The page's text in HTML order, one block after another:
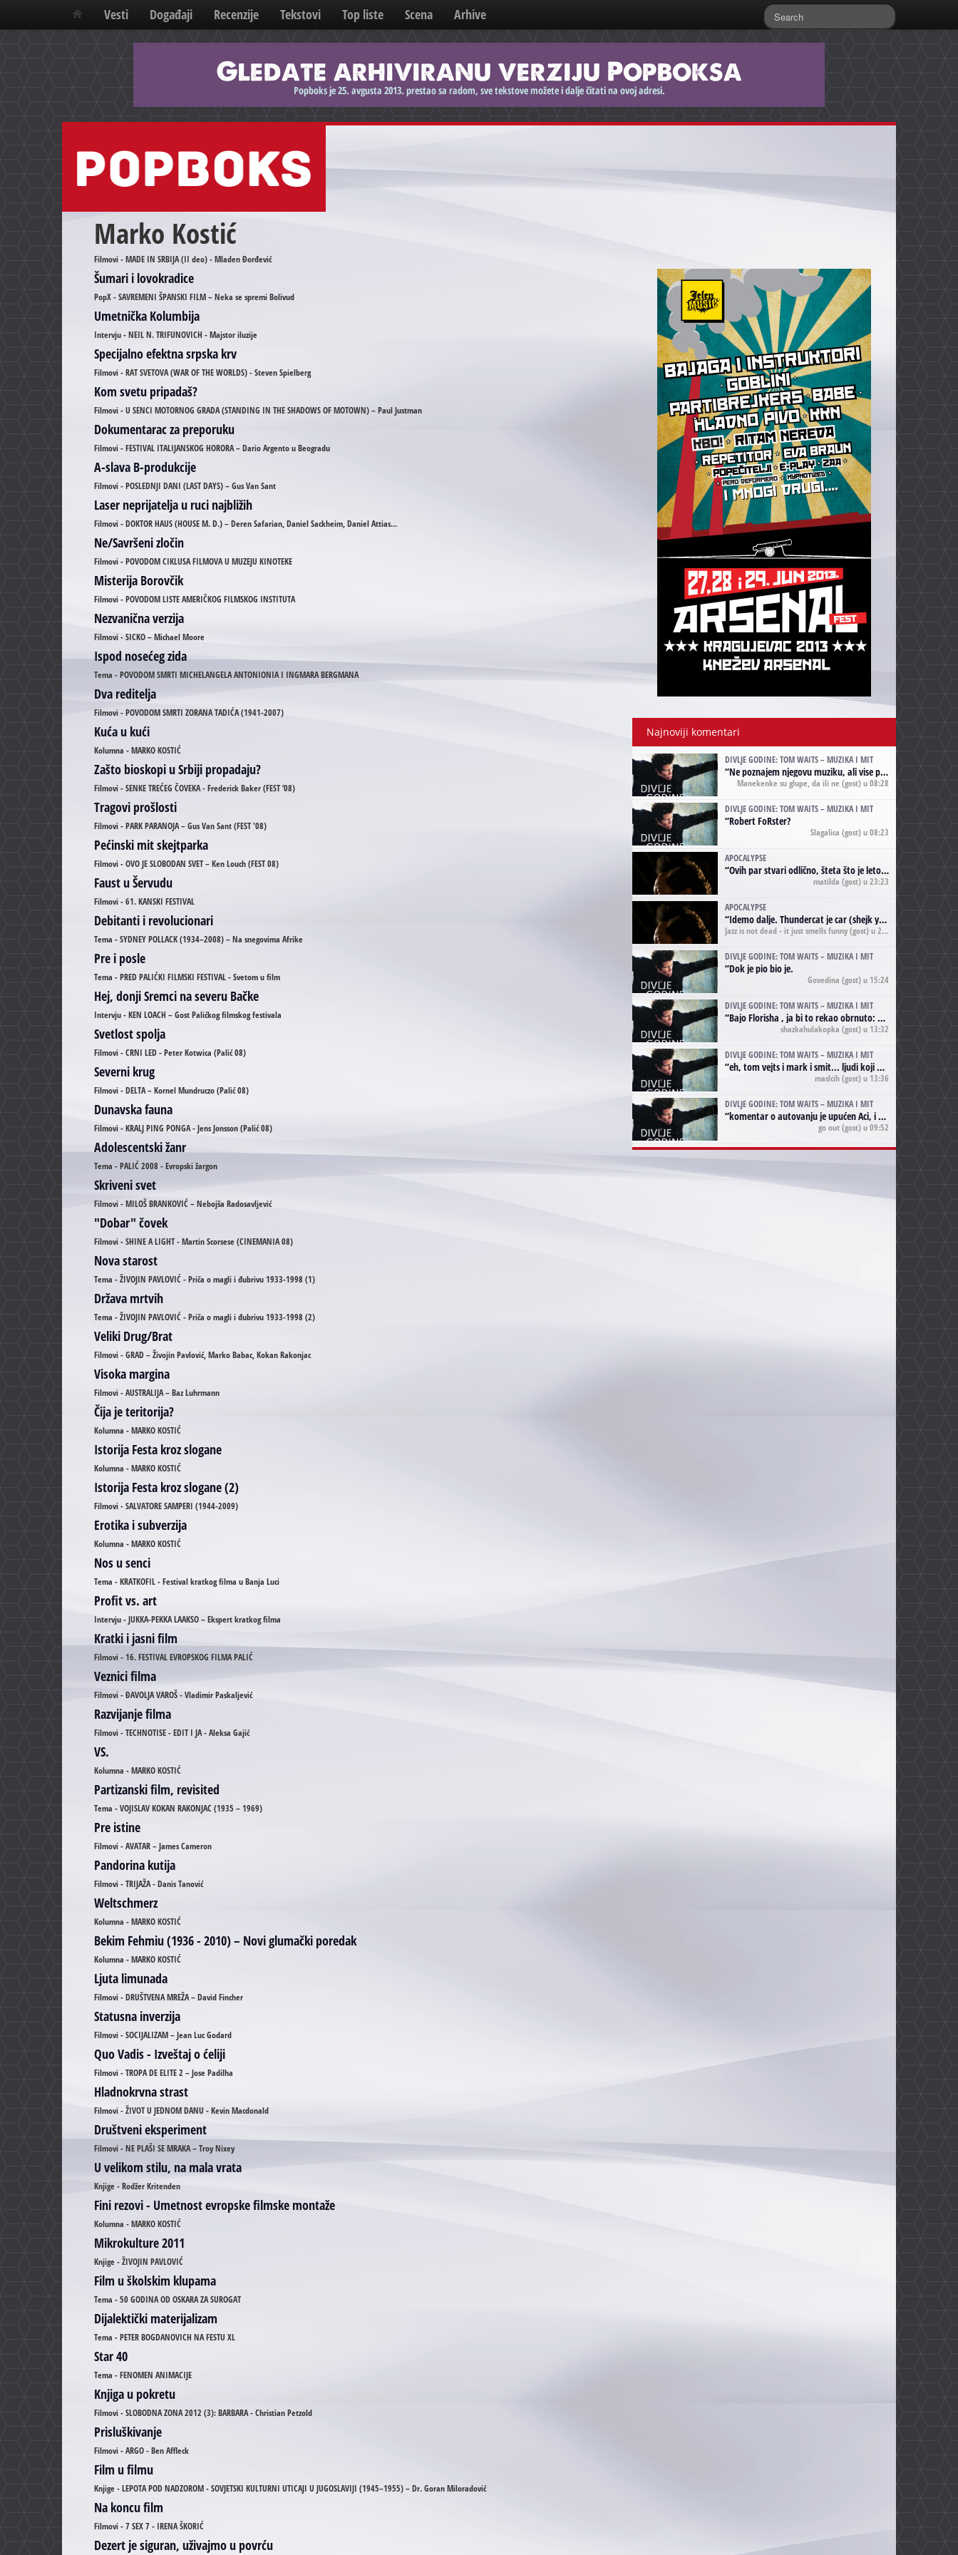
Vesti Događaji Recenzije Tekstovi Top liste Scena Arhive
Marko Kostić
Filmovi - MADE IN SRBIJA (II deo) - Mladen Đorđević
Šumari i lovokradice
PopX - SAVREMENI ŠPANSKI FILM – Neka se spremi Bolivud
Umetnička Kolumbija
Intervju - NEIL N. TRIFUNOVICH - Majstor iluzije
Specijalno efektna srpska krv
Filmovi - RAT SVETOVA (WAR OF THE WORLDS) - Steven Spielberg
Kom svetu pripadaš?
Filmovi - U SENCI MOTORNOG GRADA (STANDING IN THE SHADOWS OF MOTOWN) – Paul Justman
Dokumentarac za preporuku
Filmovi - FESTIVAL ITALIJANSKOG HORORA – Dario Argento u Beogradu
A-slava B-produkcije
Filmovi - POSLEDNJI DANI (LAST DAYS) – Gus Van Sant
Laser neprijatelja u ruci najbližih
Filmovi - DOKTOR HAUS (HOUSE M. D.) – Deren Safarian, Daniel Sackheim, Daniel Attias...
Ne/Savršeni zločin
Filmovi - POVODOM CIKLUSA FILMOVA U MUZEJU KINOTEKE
Misterija Borovčik
Filmovi - POVODOM LISTE AMERIČKOG FILMSKOG INSTITUTA
Nezvanična verzija
Filmovi - SICKO – Michael Moore
Ispod nosećeg zida
Tema - POVODOM SMRTI MICHELANGELA ANTONIONIA I INGMARA BERGMANA
Dva reditelja
Filmovi - POVODOM SMRTI ZORANA TADIĆA (1941-2007)
Kuća u kući
Kolumna - MARKO KOSTIĆ
Zašto bioskopi u Srbiji propadaju?
Filmovi - SENKE TREĆEG ČOVEKA - Frederick Baker (FEST ’08)
Tragovi prošlosti
Filmovi - PARK PARANOJA – Gus Van Sant (FEST '08)
Pećinski mit skejtparka
Filmovi - OVO JE SLOBODAN SVET – Ken Louch (FEST 08)
Faust u Šervudu
Filmovi - 61. KANSKI FESTIVAL
Debitanti i revolucionari
Tema - SYDNEY POLLACK (1934–2008) – Na snegovima Afrike
Pre i posle
Tema - PRED PALIĆKI FILMSKI FESTIVAL - Svetom u film
Hej, donji Sremci na severu Bačke
Intervju - KEN LOACH – Gost Palićkog filmskog festivala
Svetlost spolja
Filmovi - CRNI LED - Peter Kotwica (Palić 08)
Severni krug
Filmovi - DELTA – Kornel Mundruczo (Palić 08)
Dunavska fauna
Filmovi - KRALJ PING PONGA - Jens Jonsson (Palić 08)
Adolescentski žanr
Tema - PALIĆ 2008 - Evropski žargon
Skriveni svet
Filmovi - MILOŠ BRANKOVIĆ – Nebojša Radosavljević
"Dobar" čovek
Filmovi - SHINE A LIGHT - Martin Scorsese (CINEMANIA 08)
Nova starost
Tema - ŽIVOJIN PAVLOVIĆ - Priča o magli i đubrivu 1933-1998 (1)
Država mrtvih
Tema - ŽIVOJIN PAVLOVIĆ - Priča o magli i đubrivu 1933-1998 (2)
Veliki Drug/Brat
Filmovi - GRAD – Živojin Pavlović, Marko Babac, Kokan Rakonjac
Visoka margina
Filmovi - AUSTRALIJA – Baz Luhrmann
Čija je teritorija?
Kolumna - MARKO KOSTIĆ
Istorija Festa kroz slogane
Kolumna - MARKO KOSTIĆ
Istorija Festa kroz slogane (2)
Filmovi - SALVATORE SAMPERI (1944-2009)
Erotika i subverzija
Kolumna - MARKO KOSTIĆ
Nos u senci
Tema - KRATKOFIL - Festival kratkog filma u Banja Luci
Profit vs. art
Intervju - JUKKA-PEKKA LAAKSO – Ekspert kratkog filma
Kratki i jasni film
Filmovi - 16. FESTIVAL EVROPSKOG FILMA PALIĆ
Veznici filma
Filmovi - ĐAVOLJA VAROŠ - Vladimir Paskaljević
Razvijanje filma
Filmovi - TECHNOTISE - EDIT I JA - Aleksa Gajić
VS.
Kolumna - MARKO KOSTIĆ
Partizanski film, revisited
Tema - VOJISLAV KOKAN RAKONJAC (1935 – 1969)
Pre istine
Filmovi - AVATAR – James Cameron
Pandorina kutija
Filmovi - TRIJAŽA - Danis Tanović
Weltschmerz
Kolumna - MARKO KOSTIĆ
Bekim Fehmiu (1936 - 2010) – Novi glumački poredak
Kolumna - MARKO KOSTIĆ
Ljuta limunada
Filmovi - DRUŠTVENA MREŽA – David Fincher
Statusna inverzija
Filmovi - SOCIJALIZAM – Jean Luc Godard
Quo Vadis - Izveštaj o ćeliji
Filmovi - TROPA DE ELITE 2 – Jose Padilha
Hladnokrvna strast
Filmovi - ŽIVOT U JEDNOM DANU - Kevin Macdonald
Društveni eksperiment
Filmovi - NE PLAŠI SE MRAKA – Troy Nixey
U velikom stilu, na mala vrata
Knjige - Rodžer Kritenden
Fini rezovi - Umetnost evropske filmske montaže
Kolumna - MARKO KOSTIĆ
Mikrokulture 2011
Knjige - ŽIVOJIN PAVLOVIĆ
Film u školskim klupama
Tema - 50 GODINA OD OSKARA ZA SUROGAT
Dijalektički materijalizam
Tema - PETER BOGDANOVICH NA FESTU XL
Star 40
Tema - FENOMEN ANIMACIJE
Knjiga u pokretu
Filmovi - SLOBODNA ZONA 2012 (3): BARBARA - Christian Petzold
Prisluškivanje
Filmovi - ARGO - Ben Affleck
Film u filmu
Knjige - LEPOTA POD NADZOROM - SOVJETSKI KULTURNI UTICAJI U JUGOSLAVIJI (1945–1955) – Dr. Goran Miloradović
Na koncu film
Filmovi - 7 SEX 7 - IRENA ŠKORIĆ
Dezert je siguran, uživajmo u povrću
Najnoviji komentari
DIVLJE GODINE: TOM WAITS – MUZIKA I MIT
“Ne poznajem njegovu muziku, ali vise puta nego sto sam to zazeleo gledao sam njegove umjetnicke slike na raznim stranama interneta. Te stoga zakljucujem da je Tom Waits Lady Gaga muzike namrstenih, ma
Manekenke su glupe, da ili ne (gost) u 08:28
DIVLJE GODINE: TOM WAITS – MUZIKA I MIT
“Robert FoRster?
Slagalica (gost) u 08:23
APOCALYPSE
“Ovih par stvari odlično, šteta što je leto pri kraju, a kaput koji te vervoatno podseća na pirotski ćilim je iz tradicije Navaho indijanaca ;)
matilda (gost) u 23:23
APOCALYPSE
“Idemo dalje. Thundercat je car (shejk yerbuti )!
Jazz is not dead - it just smells funny(gost) u 20:11
DIVLJE GODINE: TOM WAITS – MUZIKA I MIT
“Dok je pio bio je.
Govedina (gost) u 15:24
DIVLJE GODINE: TOM WAITS – MUZIKA I MIT
“Bajo Florisha , ja bi to rekao obrnuto: Beefheart je za Waitsa, isto sto i Hendrix za Lenny Kravitza
shazkahulakopka (gost) u 13:32
DIVLJE GODINE: TOM WAITS – MUZIKA I MIT
“eh, tom vejts i mark i smit... ljudi koji bi muzici više doprineli da su radili kao vozači tramvaja u gsp-u.
maslcih(gost) u 13:36
DIVLJE GODINE: TOM WAITS – MUZIKA I MIT
“komentar o autovanju je upućen Aci, i odnosi se na ono drugo autovanje...'senzualnost Waitsa' ;)
go out(gost) u 09:52